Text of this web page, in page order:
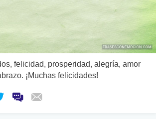
felicidad, prosperidad, alegría, amor
¡Muchas felicidades!